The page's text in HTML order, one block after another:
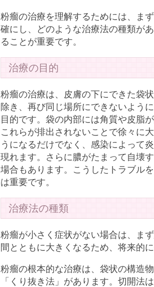
粉瘤の治療を理解するためには、ま
確にし、どのような治療法の種類が
ることが重要です。
治療の目的
粉瘤の治療は、皮膚の下にできた袋
除き、再び同じ場所にできないよう
目的です。袋の内部には角質や皮脂が
これらが排出されないことで徐々に
うになるだけでなく、感染によって
現れます。さらに膿がたまって自壊
場合もあります。こうしたトラブル
は重要です。
治療法の種類
粉瘤が小さく症状がない場合は、ま
間とともに大きくなるため、将来的
粉瘤の根本的な治療は、袋状の構造
「くり抜き法」があります。切開法